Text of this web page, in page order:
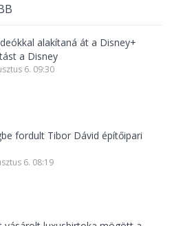
alakítaná át a Disney+
a Disney
6. 09:30
fordult Tibor Dávid építőipari
6. 08:19